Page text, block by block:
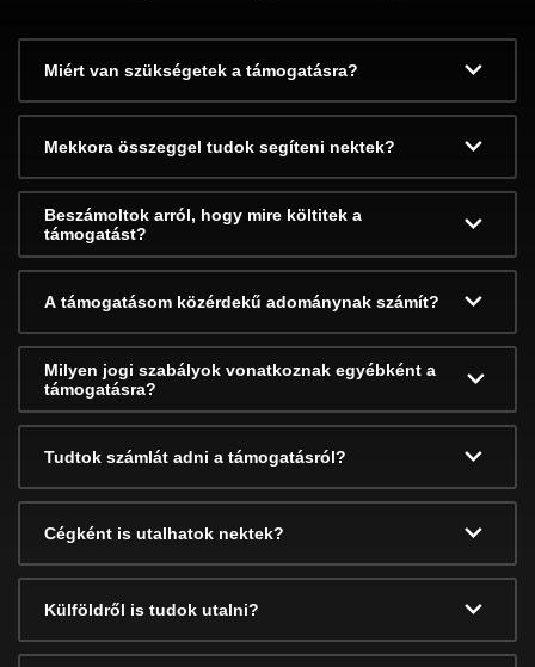
Miért van szükségetek a támogatásra?
Mekkora összeggel tudok segíteni nektek?
Beszámoltok arról, hogy mire költitek a
támogatást?
A támogatásom közérdekű adománynak számít?
Milyen jogi szabályok vonatkoznak egyébként a
támogatásra?
Tudtok számlát adni a támogatásról?
Cégként is utalhatok nektek?
Külföldről is tudok utalni?